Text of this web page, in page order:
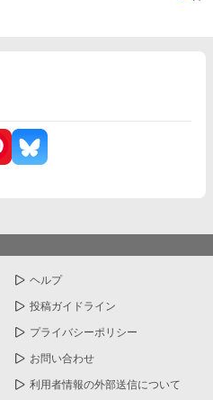
ヘルプ
投稿ガイドライン
プライバシーポリシー
お問い合わせ
利用者情報の外部送信について